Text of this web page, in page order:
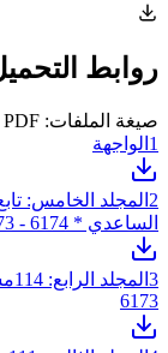
روابط
صيغة الملفات: PDF
1 الواجهة
2
الساعدي * 6174 - 7573
3
6173